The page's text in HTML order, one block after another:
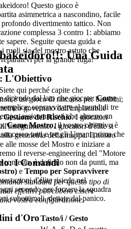
Questo gioco è
asimmetrica a nascondino, facile
profondo divertimento tattico. Non
complessa 3 contro 1: abbiamo
sapere. Seguite questa guida e
ruoli sia del mostro astuto che
per la grande fuga!
L'Obiettivo
dipende dal lato che giocate:Come
sopravvivere al round di tre
assicurandovi che almeno un
Come Mostro, il vostro obiettivo è
tutti e tre gli Umani prima che
I Comandi
standard per questo tipo di
effettivi potrebbero essere
vostra configurazione.
Tasto/i / Gesto
Una Guida
qui perché capite che
è un gioco di rincorsa per bambini;
governato dall'implacabile
Gestione del Rischio. I giocatori
I giocatori d'élite si
geometria della mappa. Il nostro
alle mosse del Mostro e iniziare a
il reverse-engineering del "Motore
è definito non da punti, ma
e Tempo per Sopravvivere
d'élite risiede nel
secondo per forzare la squadra
subottimali, dettate dal panico.
d'Oro